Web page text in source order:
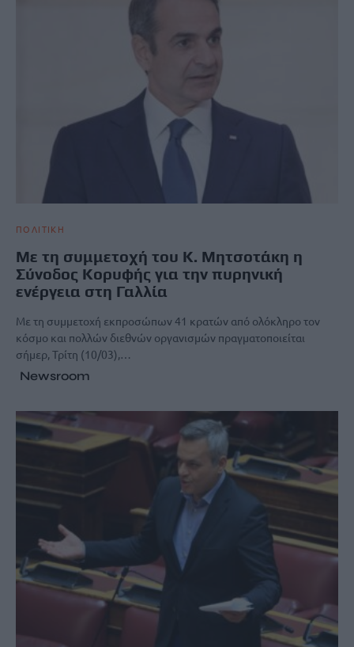
ΠΟΛΙΤΙΚΗ
Με τη συμμετοχή του Κ. Μητσοτάκη η
Σύνοδος Κορυφής για την πυρηνική
ενέργεια στη Γαλλία
Με τη συμμετοχή εκπροσώπων 41 κρατών από ολόκληρο τον
κόσμο και πολλών διεθνών οργανισμών πραγματοποιείται
σήμερ, Τρίτη (10/03),…
Newsroom